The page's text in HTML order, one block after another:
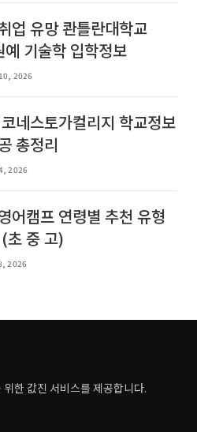
업 유망 콴틀란대학교
기술학 입학정보
2026
네스토가컬리지 학교정보
총정리
2026
어캠프 연령별 추천 유형
초 중 고)
2026
한 값진 서비스를 제공합니다.